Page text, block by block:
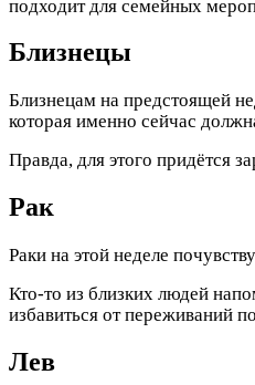
подходит для семейных
Близнецы
Близнецам на предстоящей
которая именно сейчас
Правда, для этого придётся
Рак
Раки на этой неделе
Кто-то из близких людей
избавиться от переживаний
Лев